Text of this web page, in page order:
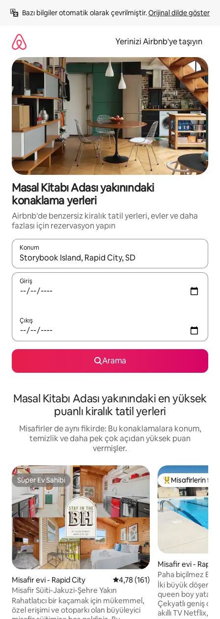
atla
Bazı bilgiler otomatik olarak çevrilmiştir. Orijinal dilde göster
Yerinizi Airbnb'ye taşıyın
Masal Kitabı Adası yakınındaki
konaklama yerleri
Airbnb'de benzersiz kiralık tatil yerleri, evler ve daha
fazlası için rezervasyon yapın
Konum
Sonuçlar kullanılabilir olduğunda yukarı ve aşağı oklarıyla
Giriş
Çıkış
Arama
Masal Kitabı Adası yakınındaki en yüksek
puanlı kiralık tatil yerleri
Misafirler de aynı fikirde: Bu konaklamalara konum,
temizlik ve daha pek çok açıdan yüksek puan
vermişler.
Süper Ev Sahibi
Süper Ev Sahibi
Misafir evi - Rapid City 5 üzerinden ortalama 4,78
4,78 (161)
Misafir Süiti-Jakuzi-Şehre Yakın
Rahatlatıcı bir kaçamak için mükemmel,
özel erişimi ve otoparkı olan büyüleyici
Misafirlerin
Misafirlerin
Misafir evi - Rapid
Paha biçilmez
İki büyük
queen boy
Çekyatlı geniş
akıllı TV Netflix,